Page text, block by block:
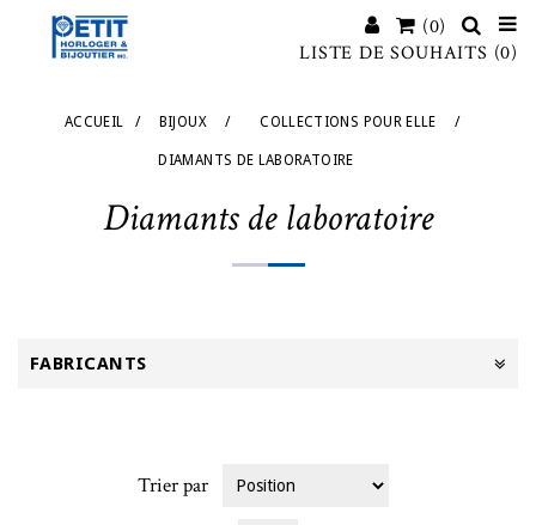
(0)
LISTE DE SOUHAITS (0)
ACCUEIL / BIJOUX / COLLECTIONS POUR ELLE /
DIAMANTS DE LABORATOIRE
Diamants de laboratoire
FABRICANTS
Trier par